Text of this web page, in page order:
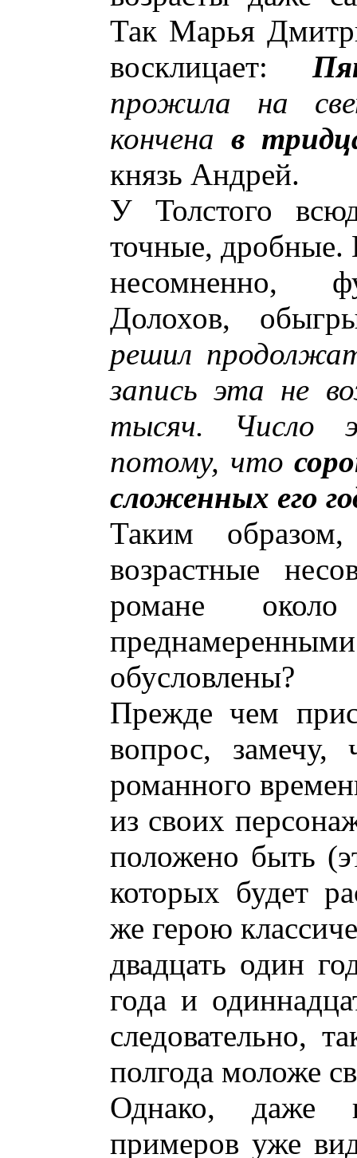
Так Марья
восклицает:
прожила на
конченав
князь Андрей.
У Толстого
точные, дробные.
несомненно,
Долохов,
решил
запись эта не
тысяч. Число
потому, что
сложенных его
Таким
возрастные
романе
обусловлены?
Прежде чем
вопрос,
романного
из своих
положено быть
которых будет
же герою
двадцать один
года и
следовательно,
полгода моложе
Однако, даже
примеров уже